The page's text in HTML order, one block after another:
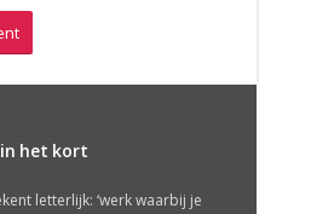
het kort
letterlijk: ‘werk waarbij je